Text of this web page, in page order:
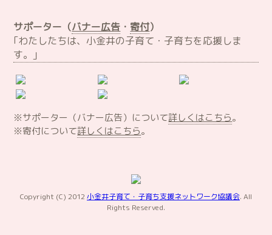
サポーター（バナー広告 ・ 寄付）
｢わたしたちは、小金井の子育て・子育ちを応援しま
す。｣
※サポーター（バナー広告）について詳しくはこちら。
※寄付について詳しくはこちら。
Copyright (C) 2012 小金井子育て・子育ち支援ネットワーク協議会. All
Rights Reserved.